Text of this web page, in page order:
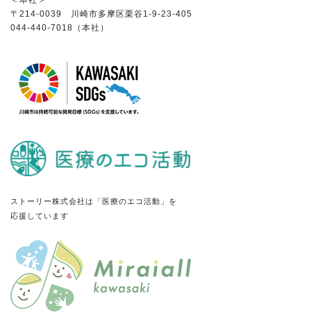
〒214-0039 川崎市多摩区栗谷1-9-23-405
044-440-7018（本社）
ストーリー株式会社は「医療のエコ活動」を
応援しています